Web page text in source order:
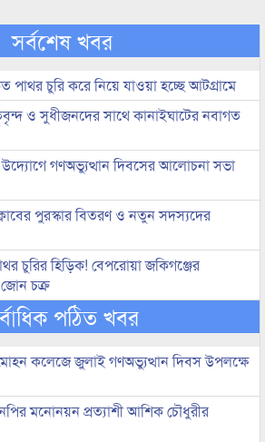
সর্বশেষ খবর
চুরি করে নিয়ে যাওয়া হচ্ছে আটগ্রামে
ও সুধীজনদের সাথে কানাইঘাটের নবাগত
উদ্যোগে গণঅভ্যুত্থান দিবসের আলোচনা সভা
পুরস্কার বিতরণ ও নতুন সদস্যদের
চুরির হিড়িক! বেপরোয়া জকিগঞ্জের
জোন চক্র
পঠিত খবর
কলেজে জুলাই গণঅভ্যুত্থান দিবস উপলক্ষে
মনোনয়ন প্রত্যাশী আশিক চৌধুরীর